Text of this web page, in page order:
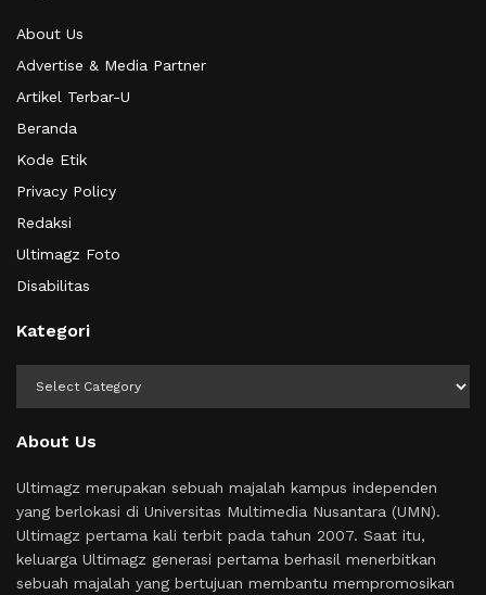
About Us
Advertise & Media Partner
Artikel Terbar-U
Beranda
Kode Etik
Privacy Policy
Redaksi
Ultimagz Foto
Disabilitas
Kategori
About Us
Ultimagz merupakan sebuah majalah kampus independen
yang berlokasi di Universitas Multimedia Nusantara (UMN).
Ultimagz pertama kali terbit pada tahun 2007. Saat itu,
keluarga Ultimagz generasi pertama berhasil menerbitkan
sebuah majalah yang bertujuan membantu mempromosikan